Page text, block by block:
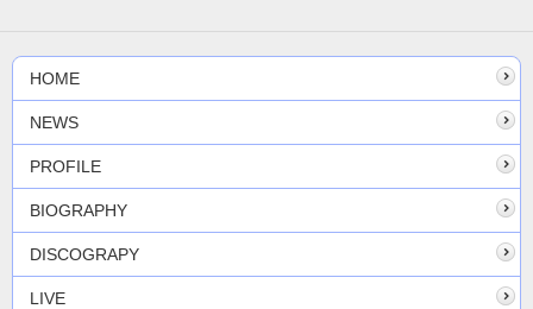
HOME
NEWS
PROFILE
BIOGRAPHY
DISCOGRAPY
LIVE